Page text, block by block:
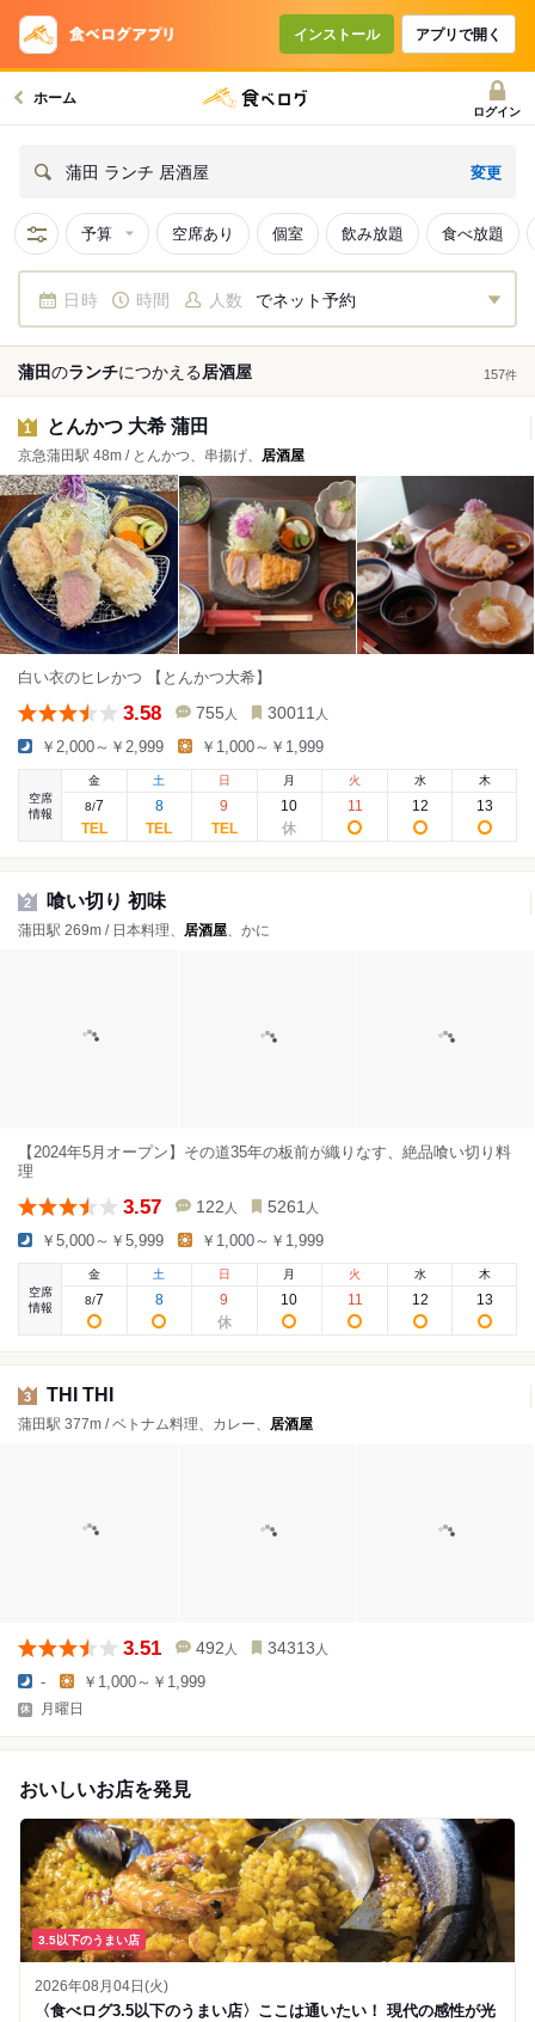
インストール アプリで開く
ホーム
ログイン
蒲田 ランチ 居酒屋 変更
予算 空席あり 個室 飲み放題 食べ放題
日時 時間 人数 でネット予約
蒲田のランチにつかえる居酒屋 157件
1 とんかつ 大希 蒲田
京急蒲田駅 48m / とんかつ、串揚げ、 居酒屋
白い衣のヒレかつ 【とんかつ大希】
3.58 755 人 30011 人
￥2,000～￥2,999 ￥1,000～￥1,999
空席
情報
金
8/7
土
8
日
9
月
10
火
11
水
12
木
13
2 喰い切り 初味
蒲田駅 269m / 日本料理、 居酒屋、かに
【2024年5月オープン】その道35年の板前が織りなす、絶品喰い切り料
理
3.57 122 人 5261 人
￥5,000～￥5,999 ￥1,000～￥1,999
空席
情報
金
8/7
土
8
日
9
月
10
火
11
水
12
木
13
3 THI THI
蒲田駅 377m / ベトナム料理、カレー、 居酒屋
3.51 492 人 34313 人
- ￥1,000～￥1,999
月曜日
おいしいお店を発見
3.5以下のうまい店
2026年08月04日(火)
〈食べログ3.5以下のうまい店〉ここは通いたい！ 現代の感性が光